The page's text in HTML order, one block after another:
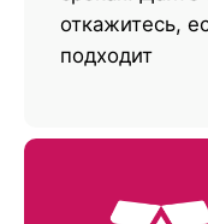
откажитесь,
подходит